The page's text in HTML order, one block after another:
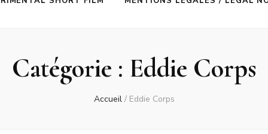
Catégorie : Eddie Corps
Accueil / Eddie Corps